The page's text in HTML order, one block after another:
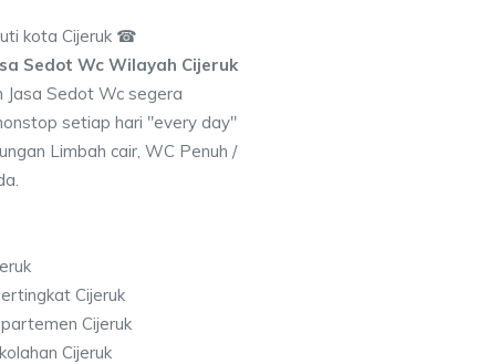
kota Cijeruk ☎
Sedot Wc Wilayah Cijeruk
Jasa Sedot Wc segera
setiap hari "every day"
Limbah cair, WC Penuh /
Cijeruk
Cijeruk
Cijeruk